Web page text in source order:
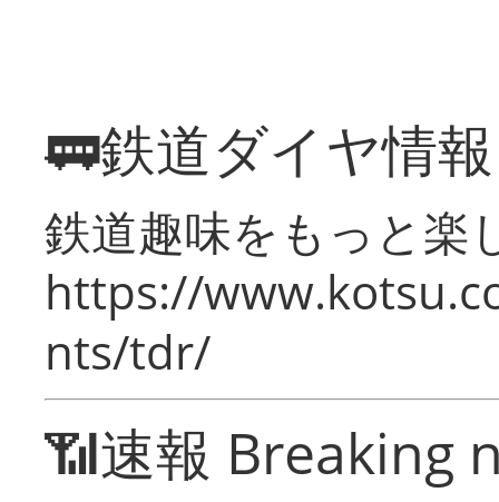
🚃鉄道ダイヤ情
鉄道趣味をもっと楽
https://
nts/tdr/
📶速報 Breaking